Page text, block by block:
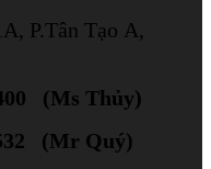
P.Tân Tạo A,
(Ms Thủy)
(Mr Quý)